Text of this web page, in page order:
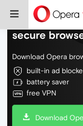
Do more on
secure
Download Opera
built-in ad
battery saver
free VPN
Download